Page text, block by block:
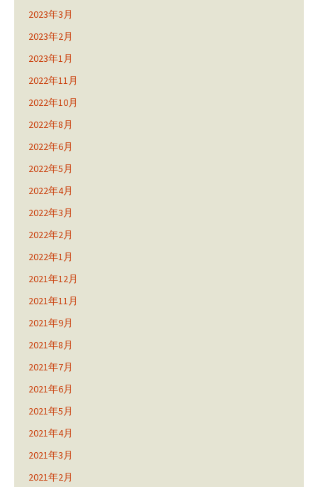
2023年3月
2023年2月
2023年1月
2022年11月
2022年10月
2022年8月
2022年6月
2022年5月
2022年4月
2022年3月
2022年2月
2022年1月
2021年12月
2021年11月
2021年9月
2021年8月
2021年7月
2021年6月
2021年5月
2021年4月
2021年3月
2021年2月